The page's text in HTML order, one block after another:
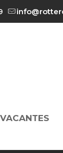
VACANTES